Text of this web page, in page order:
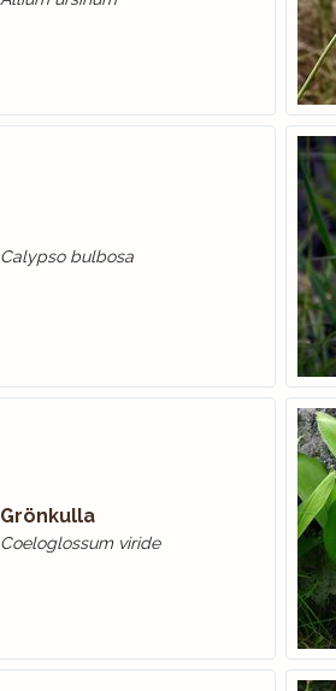
Calypso bulbosa
Grönkulla
Coeloglossum viride